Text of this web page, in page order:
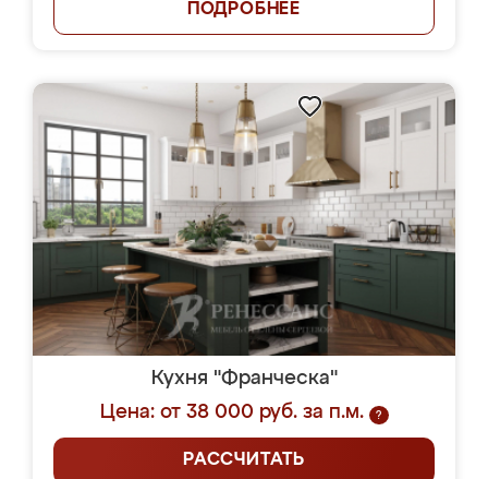
ПОДРОБНЕЕ
Кухня "Франческа"
Цена: от 38 000 руб. за п.м.
?
РАССЧИТАТЬ